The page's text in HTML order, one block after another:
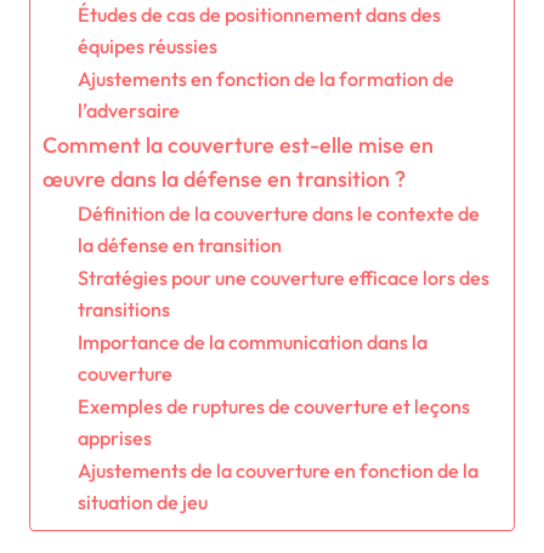
Études de cas de positionnement dans des
équipes réussies
Ajustements en fonction de la formation de
l’adversaire
Comment la couverture est-elle mise en
œuvre dans la défense en transition ?
Définition de la couverture dans le contexte de
la défense en transition
Stratégies pour une couverture efficace lors des
transitions
Importance de la communication dans la
couverture
Exemples de ruptures de couverture et leçons
apprises
Ajustements de la couverture en fonction de la
situation de jeu